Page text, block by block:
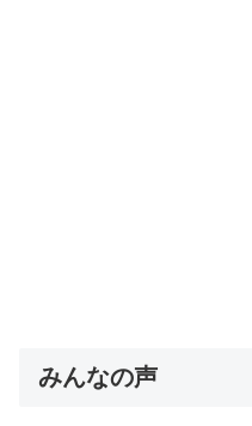
みんなの声